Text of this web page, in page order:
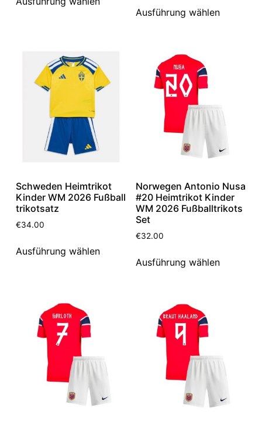
Ausführung wählen
Schweden Heimtrikot
Kinder WM 2026 Fußball
trikotsatz
€34.00
Ausführung wählen
Norwegen Antonio Nusa
#20 Heimtrikot Kinder
WM 2026 Fußballtrikots
Set
€32.00
Ausführung wählen